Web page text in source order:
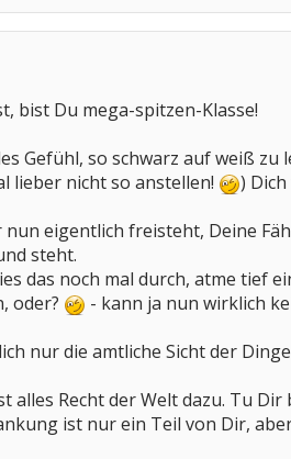
bist Du mega-spitzen-Klasse!
Gefühl, so schwarz auf weiß zu
lieber nicht so anstellen!
)
eigentlich freisteht, Deine
steht.
das noch mal durch, atme tief
oder?
- kann ja nun wirklich
nur die amtliche Sicht der
alles Recht der Welt dazu. Tu
ist nur ein Teil von Dir,